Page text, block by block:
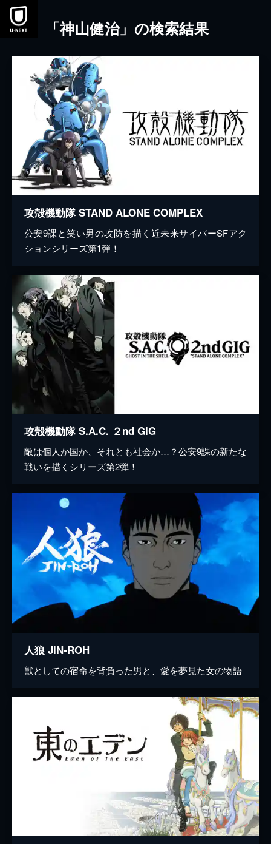
本文へスキップ
「神山健治」の検索結果
攻殻機動隊 STAND ALONE COMPLEX
公安9課と笑い男の攻防を描く近未来サイバーSFアク
ションシリーズ第1弾！
攻殻機動隊 S.A.C. ２nd GIG
敵は個人か国か、それとも社会か…？公安9課の新たな
戦いを描くシリーズ第2弾！
人狼 JIN-ROH
獣としての宿命を背負った男と、愛を夢見た女の物語